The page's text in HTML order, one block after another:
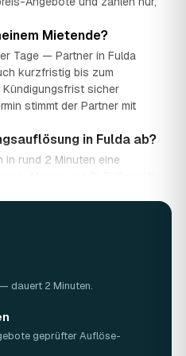
Mietende?
Tage — Partner in Fulda
kurzfristig bis zum
Kündigungsfrist sicher
stimmt der Partner mit
in Fulda ab?
in rund 2 Minuten eine
Am vereinbarten Tag wird
vielen
Zufahrt können es zwei
nennt Ihnen die
dauert 2 Minuten.
geprüfter Auflöse-